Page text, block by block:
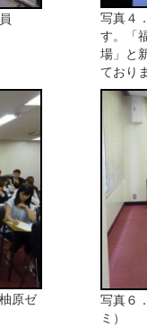
写真４
す。「
場」と
ており
原ゼ
写真６
ミ）